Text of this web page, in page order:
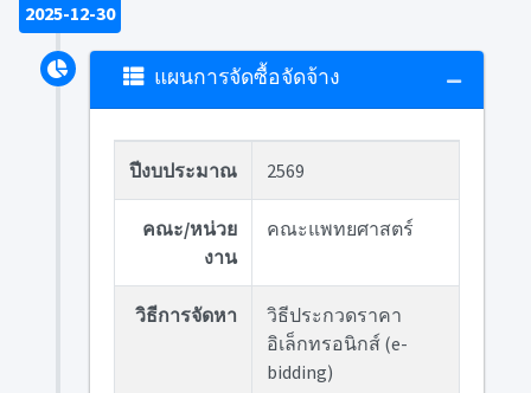
2025-12-30
แผนการจัดซื้อจัดจ้าง
ปีงบประมาณ 2569
คณะ/หน่วย
งาน
คณะแพทยศาสตร์
วิธีการจัดหา
วิธีประกวดราคา
อิเล็กทรอนิกส์ (e-
bidding)